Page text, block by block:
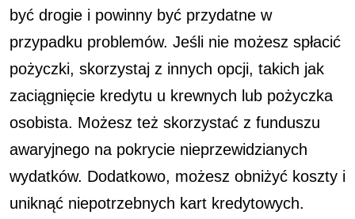
być drogie i powinny być przydatne w
przypadku problemów. Jeśli nie możesz spłacić
pożyczki, skorzystaj z innych opcji, takich jak
zaciągnięcie kredytu u krewnych lub pożyczka
osobista. Możesz też skorzystać z funduszu
awaryjnego na pokrycie nieprzewidzianych
wydatków. Dodatkowo, możesz obniżyć koszty i
uniknąć niepotrzebnych kart kredytowych.